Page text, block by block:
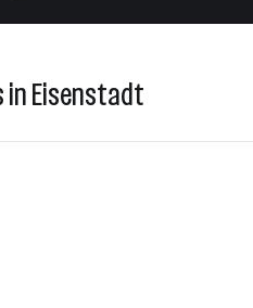
in Eisenstadt